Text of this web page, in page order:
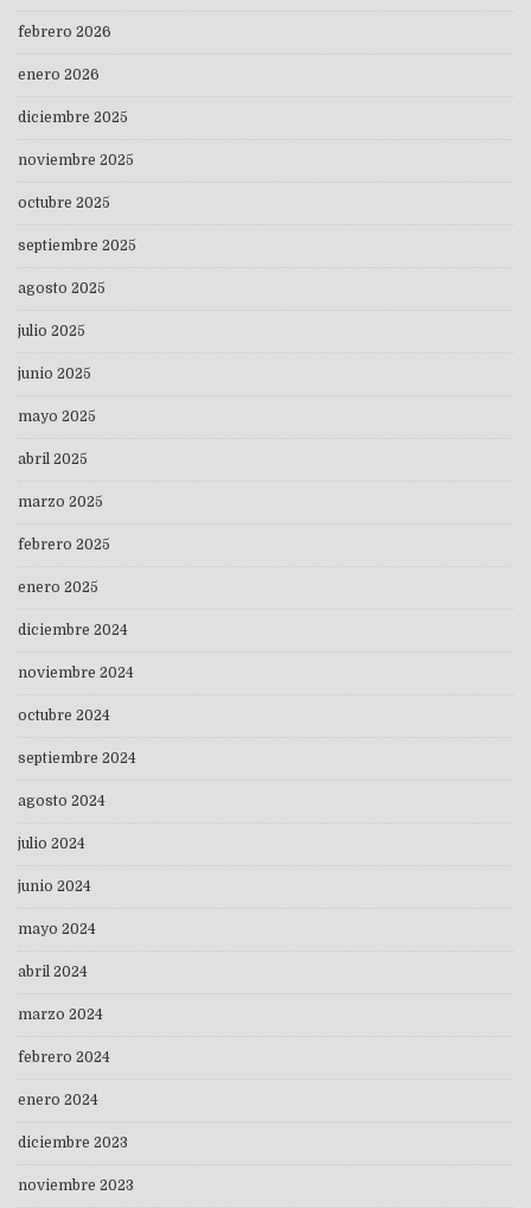
febrero 2026
enero 2026
diciembre 2025
noviembre 2025
octubre 2025
septiembre 2025
agosto 2025
julio 2025
junio 2025
mayo 2025
abril 2025
marzo 2025
febrero 2025
enero 2025
diciembre 2024
noviembre 2024
octubre 2024
septiembre 2024
agosto 2024
julio 2024
junio 2024
mayo 2024
abril 2024
marzo 2024
febrero 2024
enero 2024
diciembre 2023
noviembre 2023